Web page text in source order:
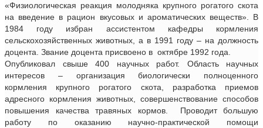
«Физиологическая реакция молодняка крупного рогатого скота
на введение в рацион вкусовых и ароматических веществ». В
1984 году избран ассистентом кафедры кормления
сельскохозяйственных животных, а в 1991 году – на должность
доцента. Звание доцента присвоено в октябре 1992 года.
Опубликовал свыше 400 научных работ. Область научных
интересов – организация биологически полноценного
кормления крупного рогатого скота, разработка приемов
адресного кормления животных, совершенствование способов
повышения качества травяных кормов. Проводит большую
работу по оказанию научно-практической помощи